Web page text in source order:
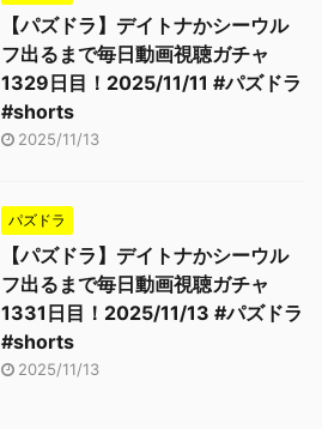
【パズドラ】デイトナかシーウル
フ出るまで毎日動画視聴ガチャ
1329日目！2025/11/11 #パズドラ
#shorts
2025/11/13
パズドラ
【パズドラ】デイトナかシーウル
フ出るまで毎日動画視聴ガチャ
1331日目！2025/11/13 #パズドラ
#shorts
2025/11/13